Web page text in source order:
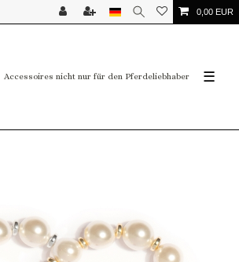
0,00 EUR
Accessoires nicht nur für den Pferdeliebhaber ☰